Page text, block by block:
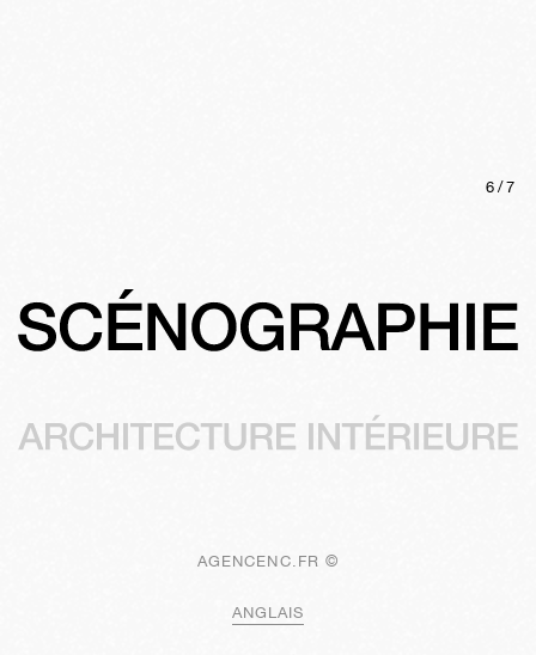
6 /7
AGENCENC.FR ©
ANGLAIS